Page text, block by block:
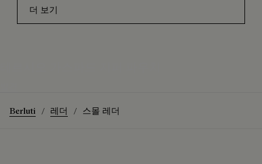
더 보기
Berluti 레더 스몰 레더